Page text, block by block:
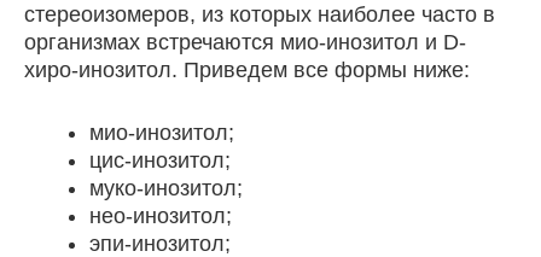
стереоизомеров, из которых наиболее часто в
организмах встречаются мио-инозитол и D-
хиро-инозитол. Приведем все формы ниже:
мио-инозитол;
цис-инозитол;
муко-инозитол;
нео-инозитол;
эпи-инозитол;